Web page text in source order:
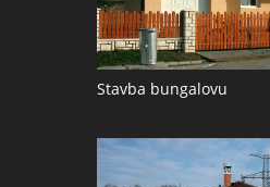
Stavba bungalovu